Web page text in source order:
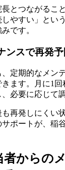
長とつながるこ
やすい」とい
です。
ンスで再発
定期的なメン
ます。月に1
必要に応じて
も再発しにくい
ポートが、稲
者からの